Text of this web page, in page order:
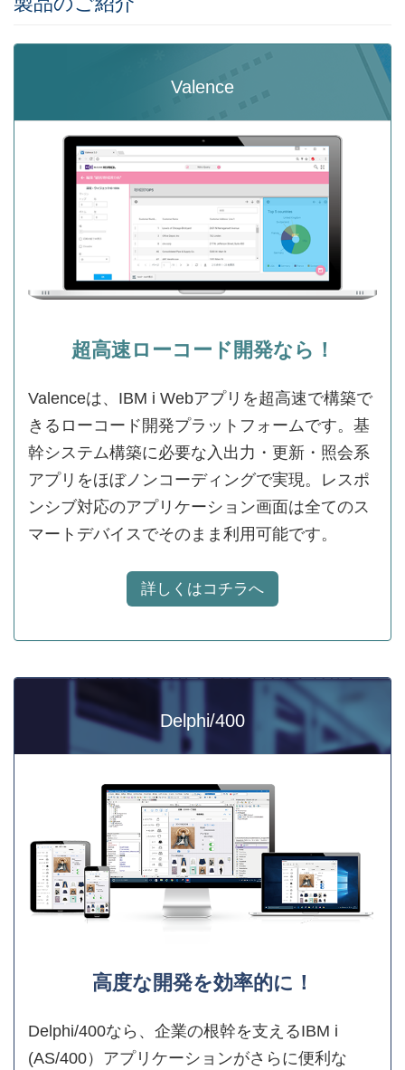
Valence
超高速ローコード開発なら！
Valenceは、IBM i Webアプリを超高速で構築で
きるローコード開発プラットフォームです。基
幹システム構築に必要な入出力・更新・照会系
アプリをほぼノンコーディングで実現。レスポ
ンシブ対応のアプリケーション画面は全てのス
マートデバイスでそのまま利用可能です。
詳しくはコチラへ
Delphi/400
高度な開発を効率的に！
Delphi/400なら、企業の根幹を支えるIBM i
(AS/400）アプリケーションがさらに便利な